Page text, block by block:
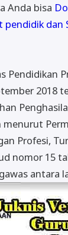
Anda bisa
dan
Pendidikan
2018
Profesi,
nomor 15
antara